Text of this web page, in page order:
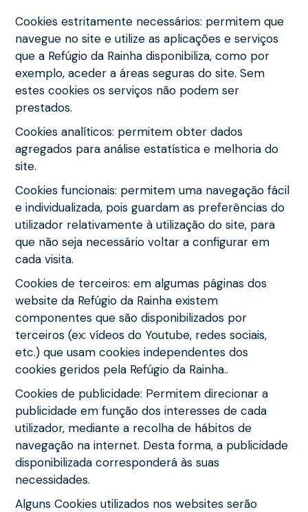
Cookies estritamente necessários: permitem que
navegue no site e utilize as aplicações e serviços
que a Refúgio da Rainha disponibiliza, como por
exemplo, aceder a áreas seguras do site. Sem
estes cookies os serviços não podem ser
prestados.
Cookies analíticos: permitem obter dados
agregados para análise estatística e melhoria do
site.
Cookies funcionais: permitem uma navegação fácil
e individualizada, pois guardam as preferências do
utilizador relativamente à utilização do site, para
que não seja necessário voltar a configurar em
cada visita.
Cookies de terceiros: em algumas páginas dos
website da Refúgio da Rainha existem
componentes que são disponibilizados por
terceiros (ex: vídeos do Youtube, redes sociais,
etc.) que usam cookies independentes dos
cookies geridos pela Refúgio da Rainha..
Cookies de publicidade: Permitem direcionar a
publicidade em função dos interesses de cada
utilizador, mediante a recolha de hábitos de
navegação na internet. Desta forma, a publicidade
disponibilizada corresponderá às suas
necessidades.
Alguns Cookies utilizados nos websites serão